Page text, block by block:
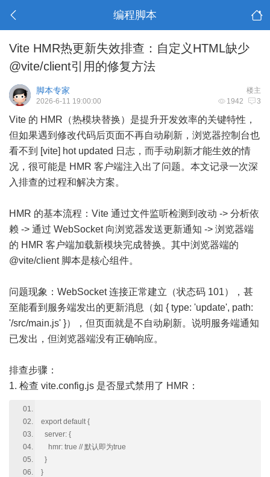
编程脚本
Vite HMR热更新失效排查：自定义HTML缺少
@vite/client引用的修复方法
楼主
脚本专家
1942 3
2026-6-11 19:00:00
Vite 的 HMR（热模块替换）是提升开发效率的关键特性，
但如果遇到修改代码后页面不再自动刷新，浏览器控制台也
看不到 [vite] hot updated 日志，而手动刷新才能生效的情
况，很可能是 HMR 客户端注入出了问题。本文记录一次深
入排查的过程和解决方案。
HMR 的基本流程：Vite 通过文件监听检测到改动 -> 分析依
赖 -> 通过 WebSocket 向浏览器发送更新通知 -> 浏览器端
的 HMR 客户端加载新模块完成替换。其中浏览器端的
@vite/client 脚本是核心组件。
问题现象：WebSocket 连接正常建立（状态码 101），甚
至能看到服务端发出的更新消息（如 { type: 'update', path:
'/src/main.js' }），但页面就是不自动刷新。说明服务端通知
已发出，但浏览器端没有正确响应。
排查步骤：
1. 检查 vite.config.js 是否显式禁用了 HMR：
export default {
server: {
hmr: true // 默认即为true
}
}